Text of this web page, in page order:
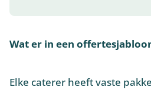
Wat er in een
Elke caterer heeft vaste